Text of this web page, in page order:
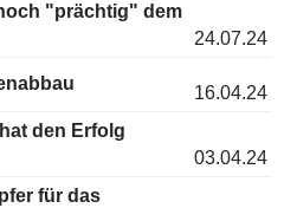
"prächtig" dem
24.07.24
16.04.24
den Erfolg
03.04.24
für das